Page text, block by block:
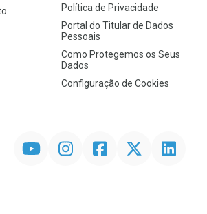
Política de Privacidade
Portal do Titular de Dados
Pessoais
Como Protegemos os Seus
Dados
Configuração de Cookies
InstagramFacebookTwitter Linkedin